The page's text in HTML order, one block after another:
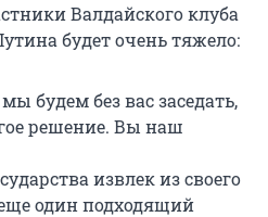
Валдайского клуба
будет очень тяжело:
будем без вас заседать,
решение. Вы наш
извлек из своего
один подходящий